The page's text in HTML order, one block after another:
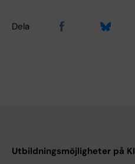
Dela
Utbildningsmöjligheter på KI